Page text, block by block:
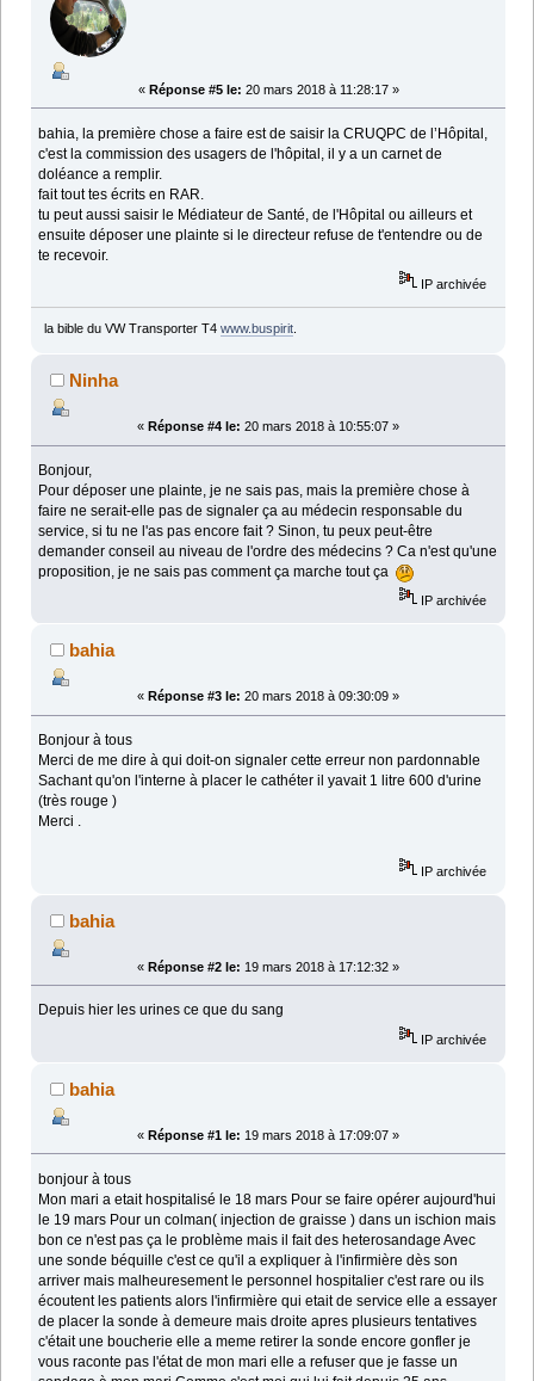
« Réponse #5 le: 20 mars 2018 à 11:28:17 »
bahia, la première chose a faire est de saisir la CRUQPC de l’Hôpital,
c'est la commission des usagers de l'hôpital, il y a un carnet de
doléance a remplir.
fait tout tes écrits en RAR.
tu peut aussi saisir le Médiateur de Santé, de l'Hôpital ou ailleurs et
ensuite déposer une plainte si le directeur refuse de t'entendre ou de
te recevoir.
IP archivée
la bible du VW Transporter T4 www.buspirit.
Ninha
« Réponse #4 le: 20 mars 2018 à 10:55:07 »
Bonjour,
Pour déposer une plainte, je ne sais pas, mais la première chose à
faire ne serait-elle pas de signaler ça au médecin responsable du
service, si tu ne l'as pas encore fait ? Sinon, tu peux peut-être
demander conseil au niveau de l'ordre des médecins ? Ca n'est qu'une
proposition, je ne sais pas comment ça marche tout ça
IP archivée
bahia
« Réponse #3 le: 20 mars 2018 à 09:30:09 »
Bonjour à tous
Merci de me dire à qui doit-on signaler cette erreur non pardonnable
Sachant qu'on l'interne à placer le cathéter il yavait 1 litre 600 d'urine
(très rouge )
Merci .
IP archivée
bahia
« Réponse #2 le: 19 mars 2018 à 17:12:32 »
Depuis hier les urines ce que du sang
IP archivée
bahia
« Réponse #1 le: 19 mars 2018 à 17:09:07 »
bonjour à tous
Mon mari a etait hospitalisé le 18 mars Pour se faire opérer aujourd'hui
le 19 mars Pour un colman( injection de graisse ) dans un ischion mais
bon ce n'est pas ça le problème mais il fait des heterosandage Avec
une sonde béquille c'est ce qu'il a expliquer à l'infirmière dès son
arriver mais malheuresement le personnel hospitalier c'est rare ou ils
écoutent les patients alors l'infirmière qui etait de service elle a essayer
de placer la sonde à demeure mais droite apres plusieurs tentatives
c'était une boucherie elle a meme retirer la sonde encore gonfler je
vous raconte pas l'état de mon mari elle a refuser que je fasse un